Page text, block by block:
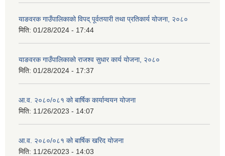
याङवरक गाउँपालिकाको विपद् पूर्वतयारी तथा प्रतिकार्य योजना, २०८०
मिति: 01/28/2024 - 17:44
याङवरक गाउँपालिकाको राजश्व सुधार कार्य योजना, २०८०
मिति: 01/28/2024 - 17:37
आ.व. २०८०/०८१ को बार्षिक कार्यान्वयन योजना
मिति: 11/26/2023 - 14:07
आ.व. २०८०/०८१ को बार्षिक खरिद योजना
मिति: 11/26/2023 - 14:03